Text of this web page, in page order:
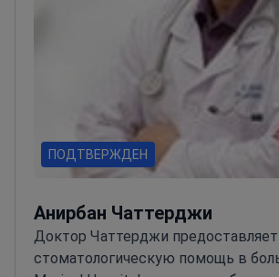
ПОДТВЕРЖДЕН
Анирбан Чаттерджи
Доктор Чаттерджи
стоматологическую помощь в